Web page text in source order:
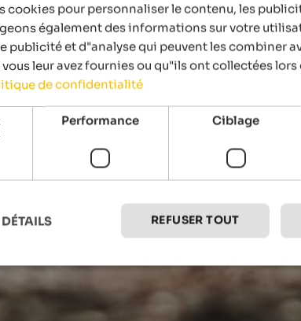
cookies pour personnaliser le contenu, les
également des informations sur votre
publicité et d"analyse qui peuvent les combiner
leur avez fournies ou qu"ils ont collectées
de confidentialité
Performance Ciblage
REFUSER TOUT